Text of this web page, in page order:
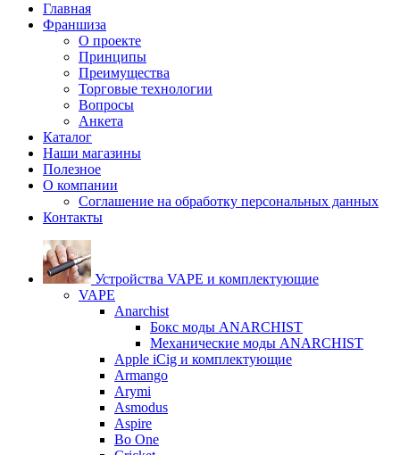
Главная
Франшиза
О проекте
Принципы
Преимущества
Торговые технологии
Вопросы
Анкета
Каталог
Наши магазины
Полезное
О компании
Соглашение на обработку персональных данных
Контакты
Устройства VAPE и комплектующие
VAPE
Anarchist
Бокс моды ANARCHIST
Механические моды ANARCHIST
Apple iCig и комплектующие
Armango
Arymi
Asmodus
Aspire
Bo One